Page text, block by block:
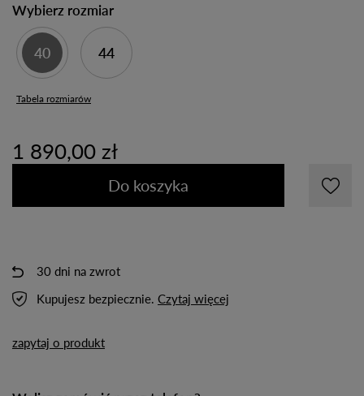
Wybierz rozmiar
40 44
Tabela rozmiarów
1 890,00 zł
Do koszyka
30 dni na zwrot
Kupujesz bezpiecznie. Czytaj więcej
zapytaj o produkt